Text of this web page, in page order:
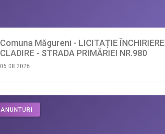
Comuna Măgureni - LICITAȚIE ÎNCHIRIERE
CLADIRE - STRADA PRIMĂRIEI NR.980
06.08.2026
ANUNTURI